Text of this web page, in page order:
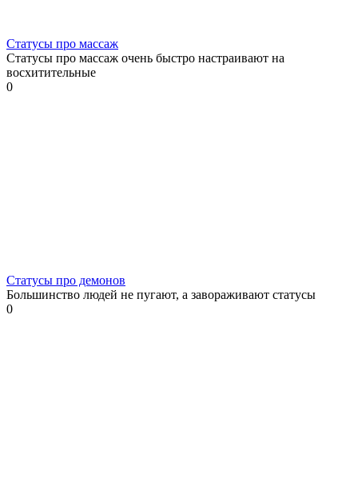
Статусы про массаж
Статусы про массаж очень быстро настраивают на
восхитительные
0
Статусы про демонов
Большинство людей не пугают, а завораживают статусы
0